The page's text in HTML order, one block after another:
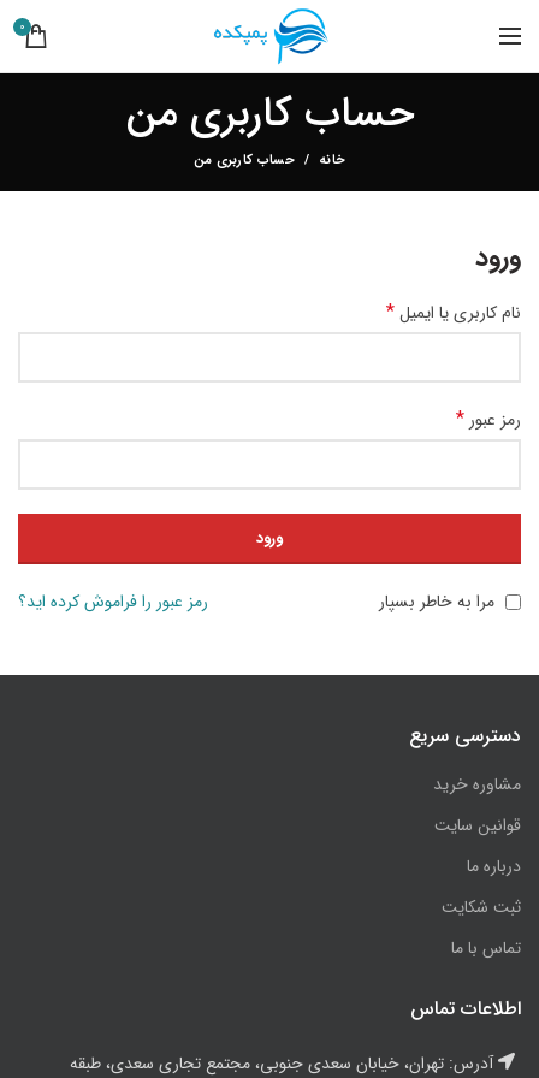
0
حساب کاربری من
خانه حساب کاربری من
ورود
نام کاربری یا ایمیل*
رمز عبور *
ورود
رمز عبور را فراموش کرده اید؟ مرا به خاطر بسپار
دسترسی سریع
مشاوره خرید
قوانین سایت
درباره ما
ثبت شکایت
تماس با ما
اطلاعات تماس
آدرس: تهران، خیابان سعدی جنوبی، مجتمع تجاری سعدی، طبقه